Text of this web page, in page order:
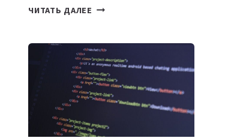
ЧИТАТЬ ДАЛЕЕ ТАСК-
ПОЛЕЗНЫХ
ИНСТРУМЕНТОВ
ДЛЯ
РАБОТЫ